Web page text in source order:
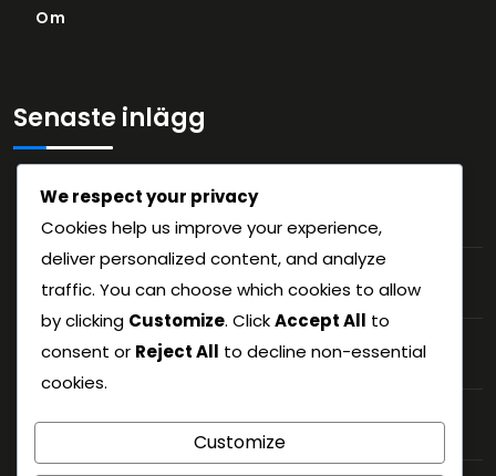
Om
Senaste inlägg
Teamdynamik i 6-3-1-formationen:
Sammanhållning, kollektiv förståelse
Motståndaranalys för 6-3-1-formationen:
Förberedelse, sårbarhetsmålning
Lagarbete i 6-3-1-formationen:
Spelarinteraktioner, gemensamt arbete
Ledarskap, laganda
We respect your privacy
Cookies help us improve your experience,
deliver personalized content, and analyze
traffic. You can choose which cookies to allow
by clicking Customize. ClickAccept All to
consent or Reject All to decline non-essential
cookies.
Customize